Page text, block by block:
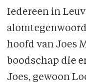
Leuven en
'Loof Joes'.
aorist bij
Morpheus en
verfijnd
Iedereen in
hoofd van Joes
boodschap die
Joes, gewoon